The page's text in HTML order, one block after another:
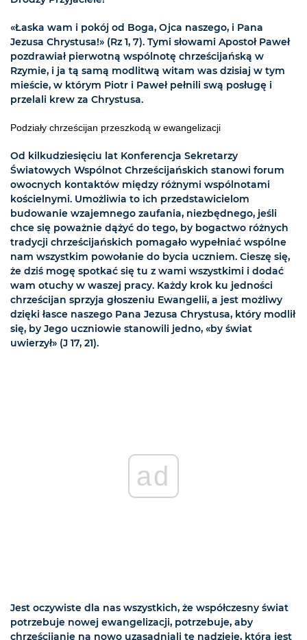
«Łaska wam i pokój od Boga, Ojca naszego, i Pana
Jezusa Chrystusa!» (Rz 1, 7). Tymi słowami Apostoł Paweł
pozdrawiał pierwotną wspólnotę chrześcijańską w
Rzymie, i ja tą samą modlitwą witam was dzisiaj w tym
mieście, w którym Piotr i Paweł pełnili swą posługę i
przelali krew za Chrystusa.
Podziały chrześcijan przeszkodą w ewangelizacji
Od kilkudziesięciu lat Konferencja Sekretarzy
Światowych Wspólnot Chrześcijańskich stanowi forum
owocnych kontaktów między różnymi wspólnotami
kościelnymi. Umożliwia to ich przedstawicielom
budowanie wzajemnego zaufania, niezbędnego, jeśli
chce się poważnie dążyć do tego, by bogactwo różnych
tradycji chrześcijańskich pomagało wypełniać wspólne
nam wszystkim powołanie do bycia uczniem. Cieszę się,
że dziś mogę spotkać się tu z wami wszystkimi i dodać
wam otuchy w waszej pracy. Każdy krok ku jedności
chrześcijan sprzyja głoszeniu Ewangelii, a jest możliwy
dzięki łasce naszego Pana Jezusa Chrystusa, który modlił
się, by Jego uczniowie stanowili jedno, «by świat
uwierzył» (J 17, 21).
ad
Jest oczywiste dla nas wszystkich, że współczesny świat
potrzebuje nowej ewangelizacji, potrzebuje, aby
chrześcijanie na nowo uzasadniali tę nadzieję, która jest